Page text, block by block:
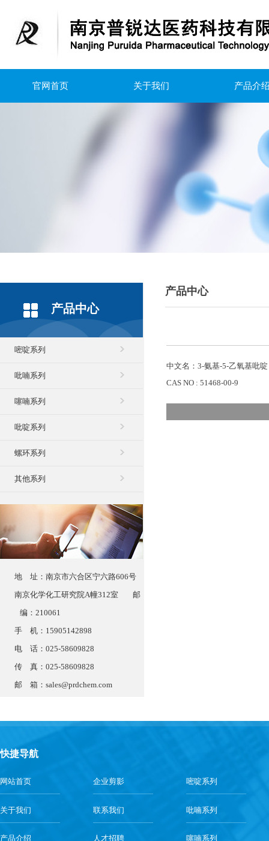
官网首页 关于我们 产品介
产品中心
嘧啶系列
吡喃系列
噻喃系列
吡啶系列
螺环系列
其他系列
地 址：南京市六合区宁六路606号
南京化学化工研究院A幢312室 邮
编：210061
手 机：15905142898
电 话：025-58609828
传 真：025-58609828
邮 箱： sales@prdchem.com
产品中心
中文名：3-氨基-5-乙氧基吡啶
CAS NO : 51468-00-9
快捷导航
网站首页 企业剪影 嘧啶系列
关于我们 联系我们 吡喃系列
产品介绍 人才招聘 噻喃系列